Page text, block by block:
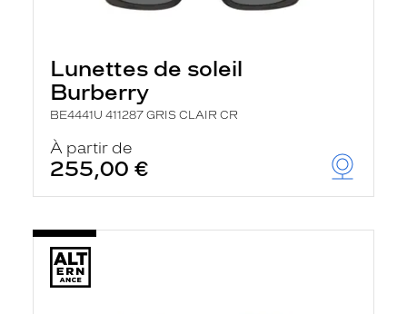
Lunettes de soleil
Burberry
BE4441U 411287 GRIS CLAIR CR
À partir de
255,00 €